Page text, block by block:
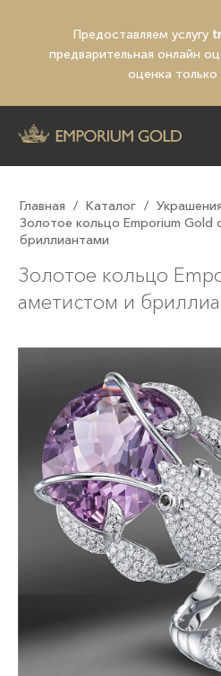
Предоставляем услугу
предварительная онлайн
оценка
Главная / Каталог / Украшения
Золотое кольцо Emporium Gold
бриллиантами
Золотое кольцо
аметистом и